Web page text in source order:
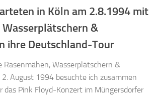
in Köln am 2.8.1994 mit
Wasserplätschern &
ihre Deutschland-Tour
Rasenmähen, Wasserplätschern &
2. August 1994 besuchte ich zusammen
das Pink Floyd-Konzert im Müngersdorfer